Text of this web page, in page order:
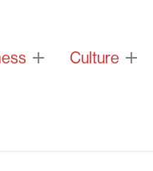
Culture